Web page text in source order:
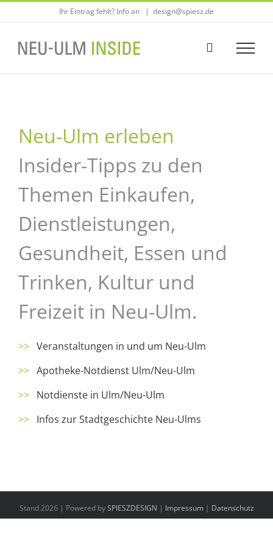
Zum
Ihr Eintrag fehlt? Info an | design@spiesz.de
Neu-Ulm erleben
Insider-Tipps zu den
Themen Einkaufen,
Dienstleistungen,
Gesundheit, Essen und
Trinken, Kultur und
Freizeit in Neu-Ulm.
>> Veranstaltungen in und um Neu-Ulm
>> Apotheke-Notdienst Ulm/Neu-Ulm
>> Notdienste in Ulm/Neu-Ulm
>> Infos zur Stadtgeschichte Neu-Ulms
Stand 2026 | Powered bySPIESZDESIGN | Impressum | Datenschutz